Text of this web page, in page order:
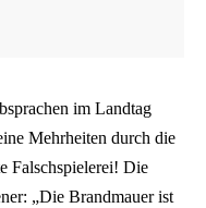
im Landtag
Mehrheiten durch die
Falschspielerei! Die
„Die Brandmauer ist